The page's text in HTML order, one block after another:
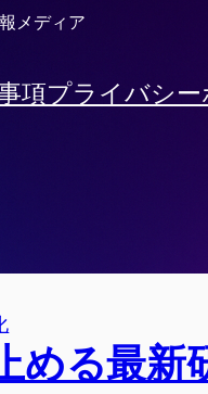
メディア
項プライバシ
める最新